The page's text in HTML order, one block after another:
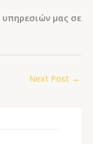
μας σε
Next Post →